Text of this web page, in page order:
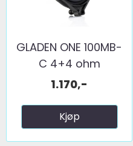
GLADEN ONE 100MB-
C 4+4 ohm
1.170,-
Kjøp